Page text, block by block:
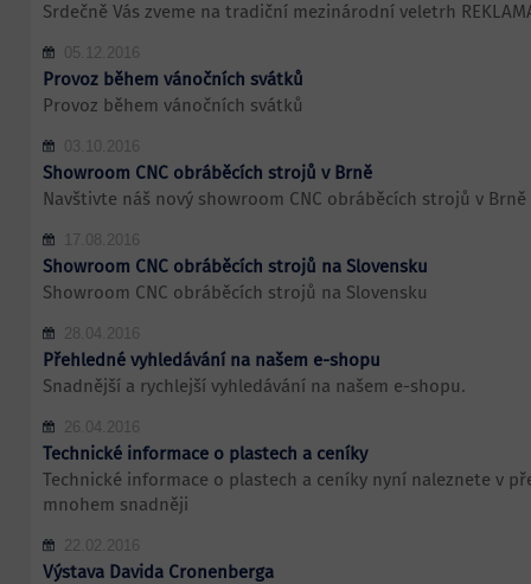
Srdečně Vás zveme na tradiční mezinárodní veletrh
05.12.2016
Provoz během vánočních svátků
Provoz během vánočních svátků
03.10.2016
Showroom CNC obráběcích strojů v Brně
Navštivte náš nový showroom CNC obráběcích strojů v Brně
17.08.2016
Showroom CNC obráběcích strojů na Slovensku
Showroom CNC obráběcích strojů na Slovensku
28.04.2016
Přehledné vyhledávání na našem e-shopu
Snadnější a rychlejší vyhledávání na našem e-shopu.
26.04.2016
Technické informace o plastech a ceníky
Technické informace o plastech a ceníky nyní naleznete v
mnohem snadněji
22.02.2016
Výstava Davida Cronenberga